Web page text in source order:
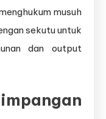
musuh
sekutu untuk
dan output